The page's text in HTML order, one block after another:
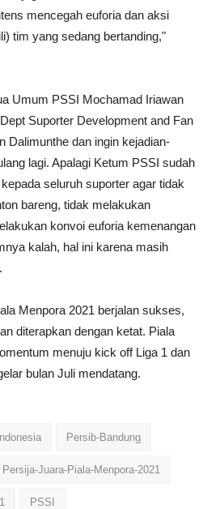
mencegah euforia dan aksi
tim yang sedang bertanding,"
Umum PSSI Mochamad Iriawan
Suporter Development and Fan
Dalimunthe dan ingin kejadian-
lagi. Apalagi Ketum PSSI sudah
seluruh suporter agar tidak
bareng, tidak melakukan
konvoi euforia kemenangan
kalah, hal ini karena masih
Menpora 2021 berjalan sukses,
diterapkan dengan ketat. Piala
menuju kick off Liga 1 dan
bulan Juli mendatang.
Persib-Bandung
Persija-Juara-Piala-Menpora-2021
PSSI